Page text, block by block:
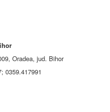
Oradea, jud. Bihor
0359.417991